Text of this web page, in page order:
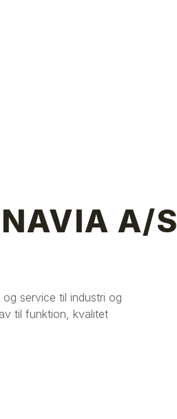
A/S
service til industri og
til funktion, kvalitet